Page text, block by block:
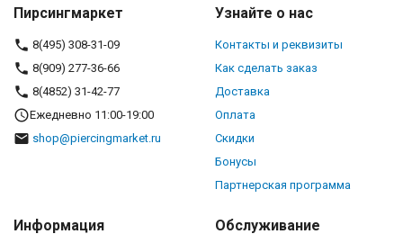
Пирсингмаркет
8(495) 308-31-09
8(909) 277-36-66
8(4852) 31-42-77
Ежедневно 11:00-19:00
shop@piercingmarket.ru
Узнайте о нас
Контакты и реквизиты
Как сделать заказ
Доставка
Оплата
Скидки
Бонусы
Партнерская программа
Информация
Обслуживание